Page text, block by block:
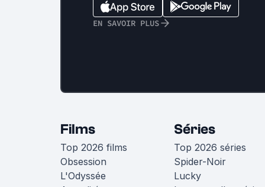
EN SAVOIR PLUS
Films
Top 2026 films
Obsession
L'Odyssée
Séries
Top 2026 séries
Spider-Noir
Lucky